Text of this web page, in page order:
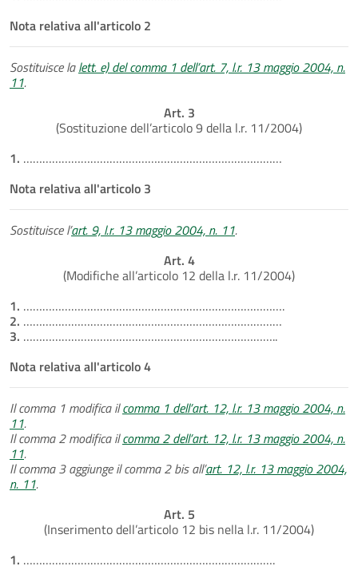
Nota relativa all'articolo 2
Sostituisce lalett. e) del comma 1 dell’art. 7, l.r. 13 maggio 2004, n.
11.
Art. 3
(Sostituzione dell’articolo 9 della l.r. 11/2004)
1. ………………………………………………………………………
Nota relativa all'articolo 3
Sostituisce l’art. 9, l.r. 13 maggio 2004, n. 11.
Art. 4
(Modifiche all’articolo 12 della l.r. 11/2004)
1. ……………………………………………………………………….
2. ………………………………………………………………………
3. ……………………………………………………………………..
Nota relativa all'articolo 4
Il comma 1 modifica ilcomma 1 dell’art. 12, l.r. 13 maggio 2004, n.
11.
Il comma 2 modifica ilcomma 2 dell’art. 12, l.r. 13 maggio 2004, n.
11.
Il comma 3 aggiunge il comma 2 bis all’art. 12, l.r. 13 maggio 2004,
n. 11.
Art. 5
(Inserimento dell’articolo 12 bis nella l.r. 11/2004)
1. …………………………………………………………………….